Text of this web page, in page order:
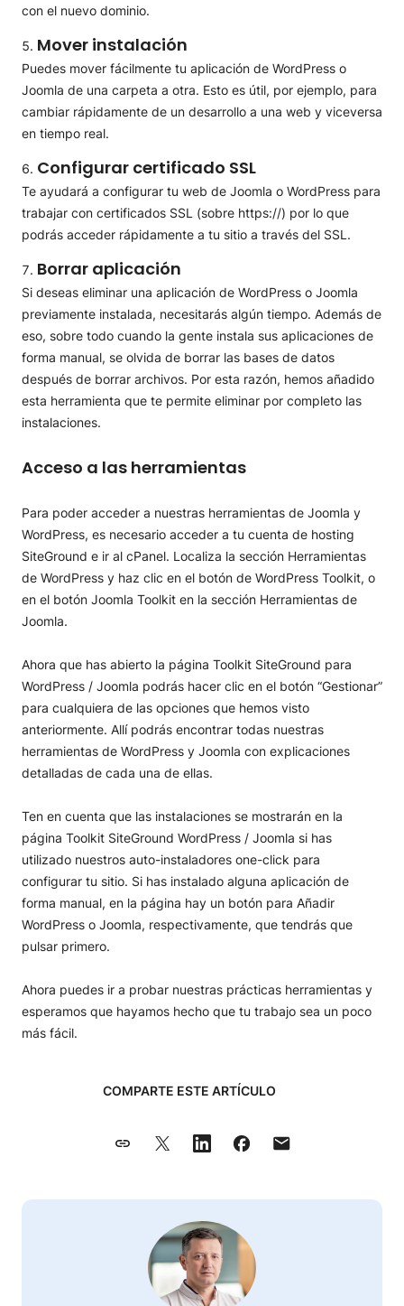
con el nuevo dominio.
Mover instalación
Puedes mover fácilmente tu aplicación de WordPress o
Joomla de una carpeta a otra. Esto es útil, por ejemplo, para
cambiar rápidamente de un desarrollo a una web y viceversa
en tiempo real.
Configurar certificado SSL
Te ayudará a configurar tu web de Joomla o WordPress para
trabajar con certificados SSL (sobre https://) por lo que
podrás acceder rápidamente a tu sitio a través del SSL.
Borrar aplicación
Si deseas eliminar una aplicación de WordPress o Joomla
previamente instalada, necesitarás algún tiempo. Además de
eso, sobre todo cuando la gente instala sus aplicaciones de
forma manual, se olvida de borrar las bases de datos
después de borrar archivos. Por esta razón, hemos añadido
esta herramienta que te permite eliminar por completo las
instalaciones.
Acceso a las herramientas
Para poder acceder a nuestras herramientas de Joomla y
WordPress, es necesario acceder a tu cuenta de hosting
SiteGround e ir al cPanel. Localiza la sección Herramientas
de WordPress y haz clic en el botón de WordPress Toolkit, o
en el botón Joomla Toolkit en la sección Herramientas de
Joomla.
Ahora que has abierto la página Toolkit SiteGround para
WordPress / Joomla podrás hacer clic en el botón “Gestionar”
para cualquiera de las opciones que hemos visto
anteriormente. Allí podrás encontrar todas nuestras
herramientas de WordPress y Joomla con explicaciones
detalladas de cada una de ellas.
Ten en cuenta que las instalaciones se mostrarán en la
página Toolkit SiteGround WordPress / Joomla si has
utilizado nuestros auto-instaladores one-click para
configurar tu sitio. Si has instalado alguna aplicación de
forma manual, en la página hay un botón para Añadir
WordPress o Joomla, respectivamente, que tendrás que
pulsar primero.
Ahora puedes ir a probar nuestras prácticas herramientas y
esperamos que hayamos hecho que tu trabajo sea un poco
más fácil.
COMPARTE ESTE ARTÍCULO